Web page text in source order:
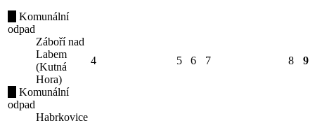
Komunální
odpad
Záboří nad
Labem
(Kutná
Hora)
Komunální
odpad
Habrkovice
4 5 6 7 8 9